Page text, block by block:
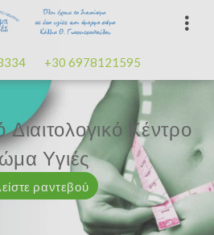
+30 6978121595
εμπειρίακαλή
διάθεση
ραντεβού
Διαιτολογικό Κέντρο
Υγιές
ραντεβού
μπορείτε
ραντεβού
εμπειρίακαλή
διάθεση
ραντεβού
Διαιτολογικό Κέντρο
Υγιές
ραντεβού